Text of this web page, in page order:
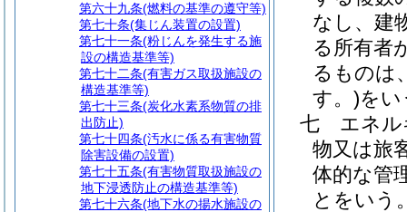
なし、建
る所有者
るものは
す。)をい
七
エネ
物又は旅
体的な管
とをいう
第六十九条(燃料の基準の遵守等)
第七十条(集じん装置の設置)
第七十一条(粉じんを発生する施
設の構造基準等)
第七十二条(有害ガス取扱施設の
構造基準等)
第七十三条(炭化水素系物質の排
出防止)
第七十四条(汚水に係る有害物質
除害設備の設置)
第七十五条(有害物質取扱施設の
地下浸透防止の構造基準等)
第七十六条(地下水の揚水施設の